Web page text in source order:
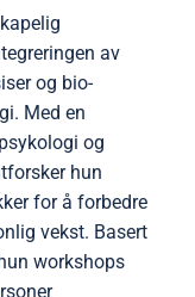
av
og bio-
Med en
og
hun
for å forbedre
vekst. Basert
workshops